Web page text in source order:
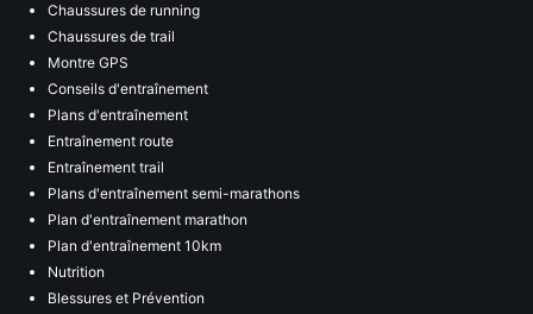
Chaussures de running
Chaussures de trail
Montre GPS
Conseils d'entraînement
Plans d'entraînement
Entraînement route
Entraînement trail
Plans d'entraînement semi-marathons
Plan d'entraînement marathon
Plan d'entraînement 10km
Nutrition
Blessures et Prévention